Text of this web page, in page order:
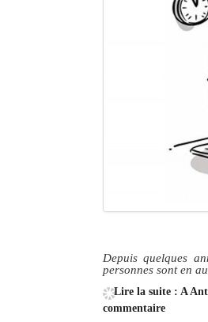
Mot de passe oublié ?
Depuis quelques
personnes sont en
Lire la suite : A
commentaire